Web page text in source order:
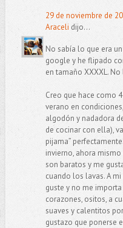
29 de noviembre de
Araceli dijo...
No sabía lo que era
google y he flipado
en tamaño XXXXL.
Creo que hace como
verano en
algodón y nadadora
de cocinar con ella),
pijama”
invierno, ahora
son baratos y me
cuando los lavas. A
guste y no me
corazones, ositos, a
suaves y calentitos
gustazo que ponerse